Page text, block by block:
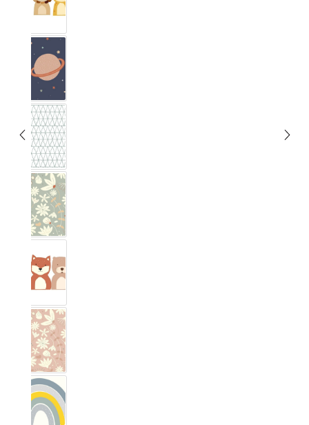
Safari
Espace
Graphique
Blumig Eucalyptus
Forêt
Blumig Blush
Arc-en-ciel